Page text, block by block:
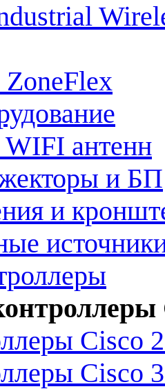
ZoneFlex
WIFI антенн
и БП
и
Cisco
Cisco